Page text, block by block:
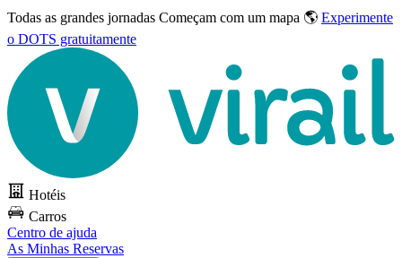
Todas as grandes jornadas Começam com um mapa 🌎 Experimente
o DOTS gratuitamente
Hotéis
Carros
Centro de ajuda
As Minhas Reservas